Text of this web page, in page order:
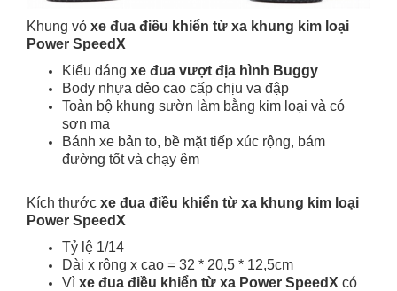
Khung vỏ xe đua điều khiển từ xa khung kim loại
Power SpeedX
Kiểu dáng xe đua vượt địa hình Buggy
Body nhựa dẻo cao cấp chịu va đập
Toàn bộ khung sườn làm bằng kim loại và có
sơn mạ
Bánh xe bản to, bề mặt tiếp xúc rộng, bám
đường tốt và chạy êm
Kích thước xe đua điều khiển từ xa khung kim loại
Power SpeedX
Tỷ lệ 1/14
Dài x rộng x cao = 32 * 20,5 * 12,5cm
Vì xe đua điều khiển từ xa Power SpeedX có